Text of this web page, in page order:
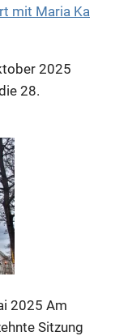
2025
28.
2025 Am
Sitzung